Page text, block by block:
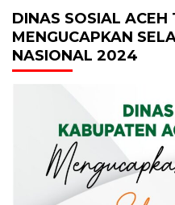
DINAS SOSIAL ACEH
MENGUCAPKAN
NASIONAL 2024